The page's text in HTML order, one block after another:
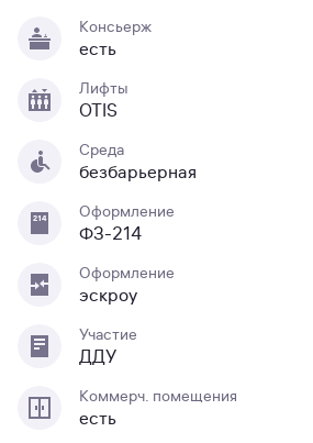
Консьерж
есть
Лифты
OTIS
Среда
безбарьерная
Оформление
ФЗ-214
Оформление
эскроу
Участие
ДДУ
Коммерч. помещения
есть